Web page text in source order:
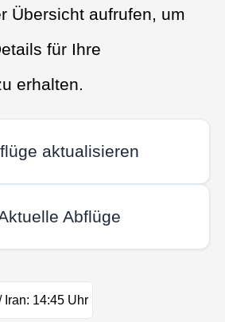
Übersicht aufrufen, um
für Ihre
erhalten.
aktualisieren
Abflüge
Iran: 14:45 Uhr